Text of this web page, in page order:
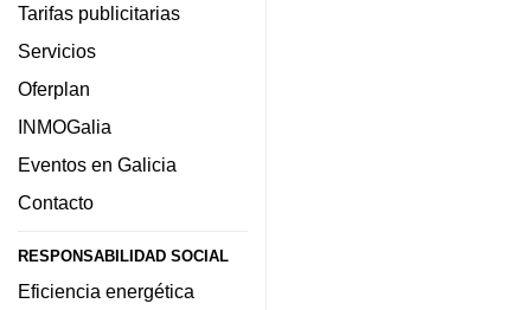
Tarifas publicitarias
Servicios
Oferplan
INMOGalia
Eventos en Galicia
Contacto
RESPONSABILIDAD SOCIAL
Eficiencia energética